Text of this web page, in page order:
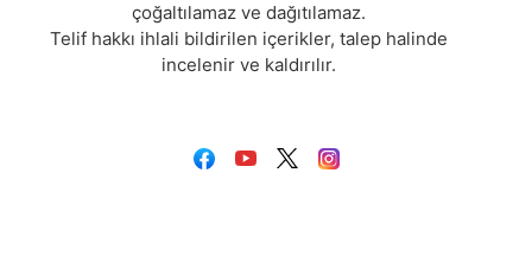
çoğaltılamaz ve dağıtılamaz.
Telif hakkı ihlali bildirilen içerikler, talep halinde
incelenir ve kaldırılır.